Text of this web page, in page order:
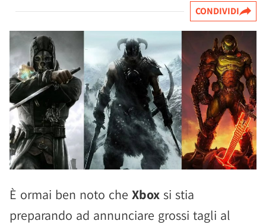
CONDIVIDI
È ormai ben noto che Xbox si stia
preparando ad annunciare grossi tagli al